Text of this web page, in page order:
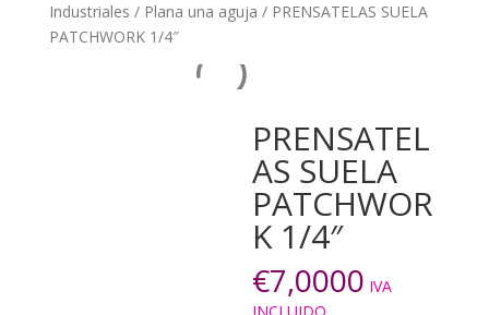
Industriales / Plana una aguja / PRENSATELAS SUELA
PATCHWORK 1/4″
PRENSATEL
AS SUELA
PATCHWOR
K 1/4″
€7,0000 IVA